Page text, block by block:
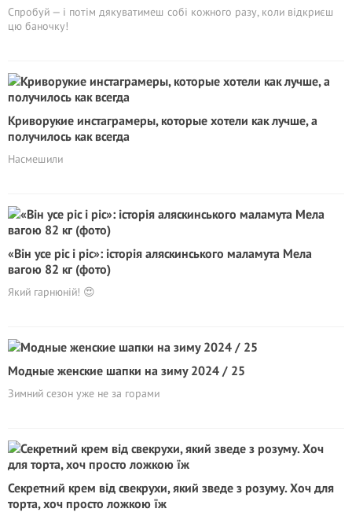
Спробуй — і потім дякуватимеш собі кожного разу, коли відкриєш
цю баночку!
Кривоpyкие инстаграмеры, которые хотели как лучше, а
получилось как всегда
Насмешили
«Він усе ріс і ріс»: історія аляскинського маламута Мела
вагою 82 кг (фото)
Який гарнюній! 😍
Модные женские шапки на зиму 2024 / 25
Зимний сезон уже не за горами
Секретний крем від свекрухи, який зведе з розуму. Хоч для
торта, хоч просто ложкою їж